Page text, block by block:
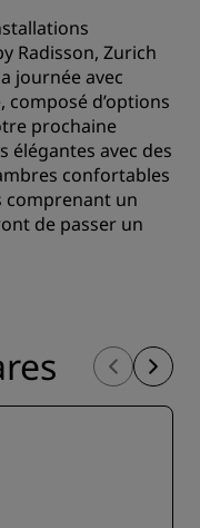
Radisson, Zurich
journée avec
d’options
prochaine
élégantes avec des
confortables
comprenant un
de passer un